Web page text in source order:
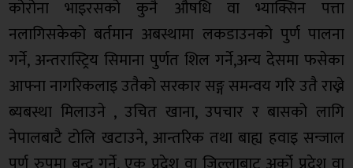
कोरोना भाइरसको कुनै औषधि वा भ्याक्सिन पत्ता
नलागिसकेको बर्तमान अबस्थामा लकडाउनको पुर्ण पालना
गर्ने, अन्तरास्ट्रिय सिमाना पुर्णत शिल गर्ने,अन्य देसमा फसेका
आफ्ना नागरिकलाइ उतैको सरकार सङ्ग समन्वय गरि उतै राख्ने
ब्यबस्था मिलाउने , उचित खाना, उपचार र बासको लागि
नेपालबाटै टोलि खटाउने, आन्तरिक तथा बाह्य हवाइ सन्जाल